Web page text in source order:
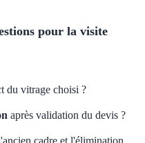
pour la visite
du vitrage choisi ?
après validation du devis ?
cadre et l'élimination